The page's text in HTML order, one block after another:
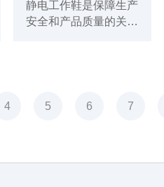
静电工作鞋是保障生产
安全和产品质量的关键
4 5 6 7